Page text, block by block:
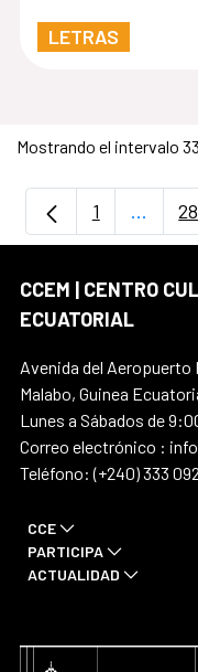
LETRAS
Mostrando el intervalo
Página
1 ... 28
CCEM | CENTRO
ECUATORIAL
Avenida del Aeropuerto
Malabo, Guinea
Lunes a Sábados de
Correo electrónico :
Teléfono: (+240) 333
CCE
PARTICIPA
ACTUALIDAD